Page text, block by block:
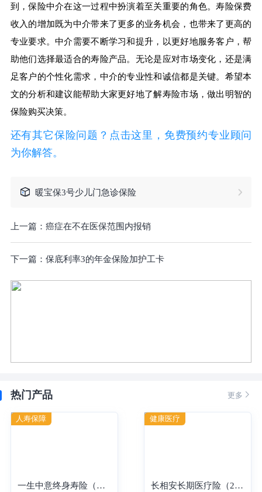
到，保险中介在这一过程中扮演着至关重要的角色。寿险保费
收入的增加既为中介带来了更多的业务机会，也带来了更高的
专业要求。中介需要不断学习和提升，以更好地服务客户，帮
助他们选择最适合的寿险产品。无论是应对市场变化，还是满
足客户的个性化需求，中介的专业性和诚信都是关键。希望本
文的分析和建议能帮助大家更好地了解寿险市场，做出明智的
保险购买决策。
还有其它保险问题？点击这里，免费预约专业顾问
为你解答。
暖宝保3号少儿门急诊保险
上一篇： 癌症在不在医保范围内报销
下一篇： 保底利率3的年金保险加护工卡
热门产品 更多 
一生中意终身寿险（分红型）-年交
人寿保障
长相安长期医疗险（20年保证续保）—个人版
健康医疗